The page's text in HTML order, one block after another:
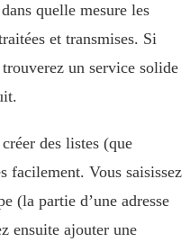
quelle mesure les
et transmises. Si
un service solide
des listes (que
facilement. Vous saisissez
(la partie d’une adresse
ensuite ajouter une